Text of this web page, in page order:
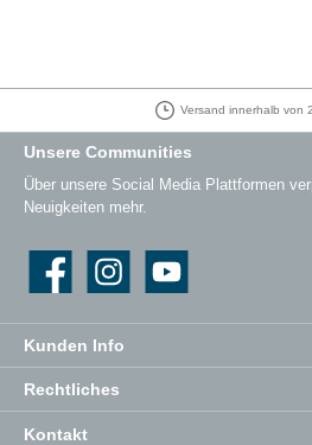
Versand innerhalb von
Kunden Info
Rechtliches
Kontakt
Unsere Communities
Über unsere Social Media Plattformen
Neuigkeiten mehr.
Instagram YouTube